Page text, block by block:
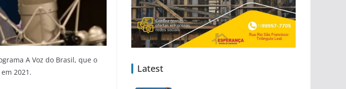
A Voz do Brasil, que o
2021.
Latest